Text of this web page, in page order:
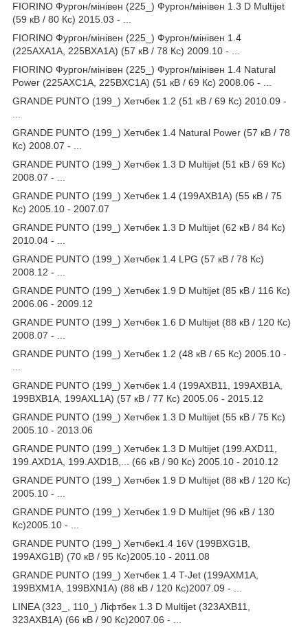
FIORINO Фургон/мінівен (225_) Фургон/мінівен 1.3 D Multijet
(59 кВ / 80 Кс) 2015.03 - ...
FIORINO Фургон/мінівен (225_) Фургон/мінівен 1.4
(225AXA1A, 225BXA1A) (57 кВ / 78 Кс) 2009.10 - ...
FIORINO Фургон/мінівен (225_) Фургон/мінівен 1.4 Natural
Power (225AXC1A, 225BXC1A) (51 кВ / 69 Кс) 2008.06 - ...
GRANDE PUNTO (199_) Хетчбек 1.2 (51 кВ / 69 Кс) 2010.09 -
...
GRANDE PUNTO (199_) Хетчбек 1.4 Natural Power (57 кВ / 78
Кс) 2008.07 - ...
GRANDE PUNTO (199_) Хетчбек 1.3 D Multijet (51 кВ / 69 Кс)
2008.07 - ...
GRANDE PUNTO (199_) Хетчбек 1.4 (199AXB1A) (55 кВ / 75
Кс) 2005.10 - 2007.07
GRANDE PUNTO (199_) Хетчбек 1.3 D Multijet (62 кВ / 84 Кс)
2010.04 - ...
GRANDE PUNTO (199_) Хетчбек 1.4 LPG (57 кВ / 78 Кс)
2008.12 - ...
GRANDE PUNTO (199_) Хетчбек 1.9 D Multijet (85 кВ / 116 Кс)
2006.06 - 2009.12
GRANDE PUNTO (199_) Хетчбек 1.6 D Multijet (88 кВ / 120 Кс)
2008.07 - ...
GRANDE PUNTO (199_) Хетчбек 1.2 (48 кВ / 65 Кс) 2005.10 -
...
GRANDE PUNTO (199_) Хетчбек 1.4 (199AXB11, 199AXB1A,
199BXB1A, 199AXL1A) (57 кВ / 77 Кс) 2005.06 - 2015.12
GRANDE PUNTO (199_) Хетчбек 1.3 D Multijet (55 кВ / 75 Кс)
2005.10 - 2013.06
GRANDE PUNTO (199_) Хетчбек 1.3 D Multijet (199.AXD11,
199.AXD1A, 199.AXD1B,... (66 кВ / 90 Кс) 2005.10 - 2010.12
GRANDE PUNTO (199_) Хетчбек 1.9 D Multijet (88 кВ / 120 Кс)
2005.10 - ...
GRANDE PUNTO (199_) Хетчбек 1.9 D Multijet (96 кВ / 130
Кс)2005.10 - ...
GRANDE PUNTO (199_) Хетчбек1.4 16V (199BXG1B,
199AXG1B) (70 кВ / 95 Кс)2005.10 - 2011.08
GRANDE PUNTO (199_) Хетчбек 1.4 T-Jet (199AXM1A,
199BXM1A, 199BXN1A) (88 кВ / 120 Кс)2007.09 - ...
LINEA (323_, 110_) Ліфтбек 1.3 D Multijet (323AXB11,
323AXB1A) (66 кВ / 90 Кс)2007.06 - ...